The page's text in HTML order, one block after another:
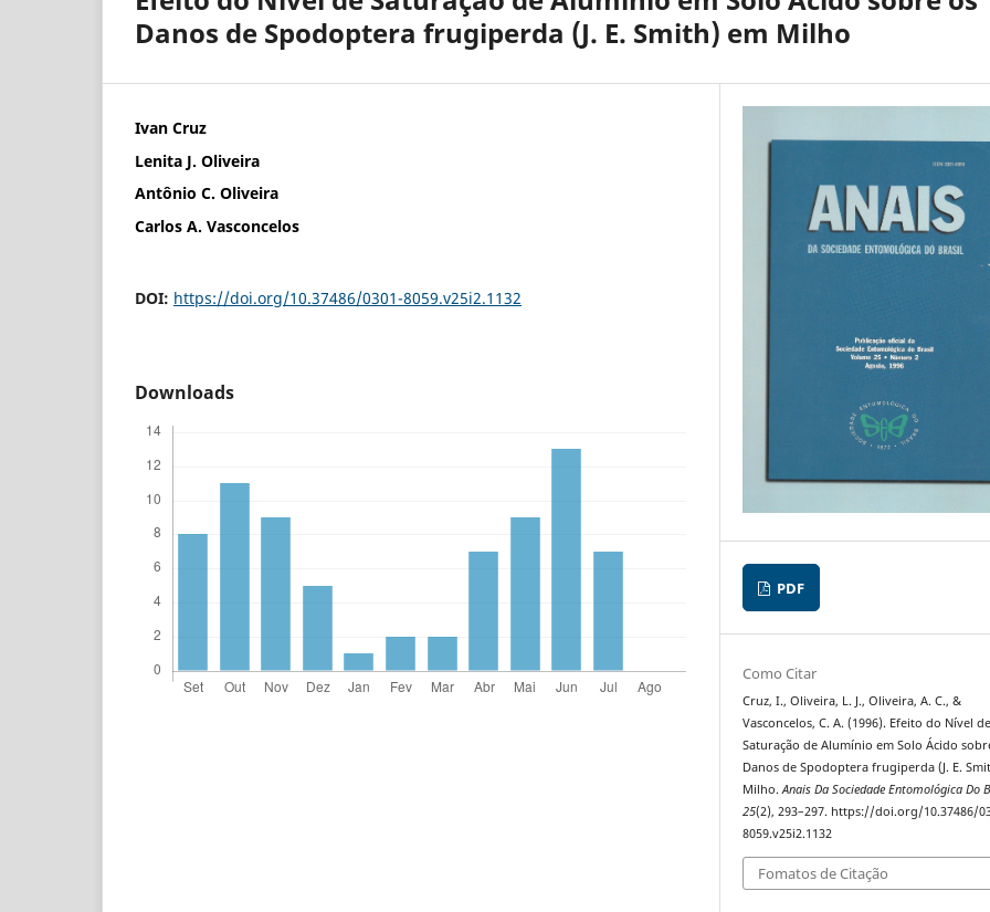
Danos de Spodoptera frugiperda (J. E. Smith) em Milho
Ivan Cruz
Lenita J. Oliveira
Antônio C. Oliveira
Carlos A. Vasconcelos
DOI: https://doi.org/10.37486/0301-8059.v25i2.1132
Downloads
PDF
Como Citar
Cruz, I., Oliveira, L. J., Oliveira, A. C., &
Vasconcelos, C. A. (1996). Efeito do Nível
Saturação de Alumínio em Solo Ácido
Danos de Spodoptera frugiperda (J. E.
Milho.Anais Da Sociedade Entomológica Do
25(2), 293–297. https://doi.org/10.37486/
8059.v25i2.1132
Fomatos de Citação